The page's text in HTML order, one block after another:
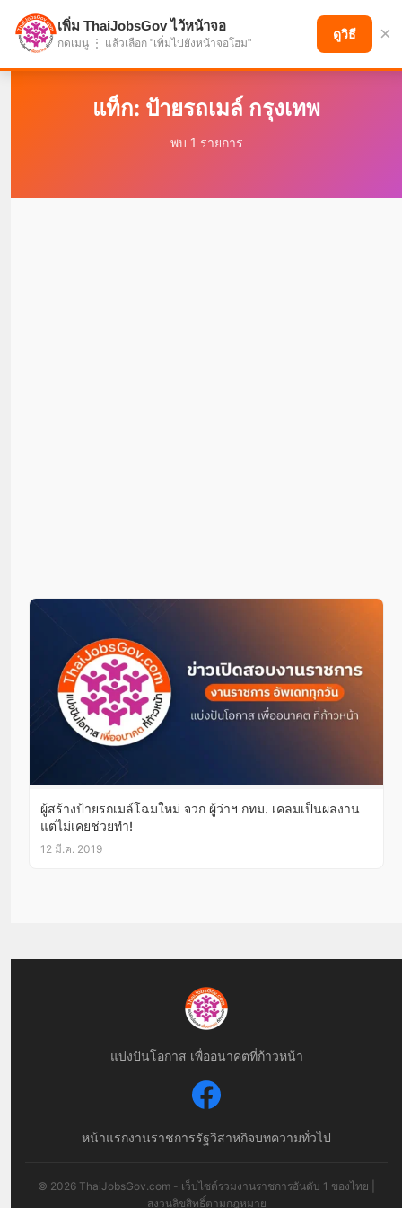
แบ่งปันโอกาส เพื่ออนาคตที่ก้าวหน้า
แท็ก: ป้ายรถเมล์ กรุงเทพ
พบ 1 รายการ
ผู้สร้างป้ายรถเมล์โฉมใหม่ จวก ผู้ว่าฯ กทม. เคลมเป็นผลงาน
แต่ไม่เคยช่วยทำ!
12 มี.ค. 2019
แบ่งปันโอกาส เพื่ออนาคตที่ก้าวหน้า
หน้าแรกงานราชการรัฐวิสาหกิจบทความทั่วไป
© 2026 ThaiJobsGov.com - เว็บไซต์รวมงานราชการอันดับ 1 ของไทย |
สงวนลิขสิทธิ์ตามกฎหมาย
เพิ่ม ThaiJobsGov ไว้หน้าจอ
กดเมนู ⋮ แล้วเลือก "เพิ่มไปยังหน้าจอโฮม"
ดูวิธี ×